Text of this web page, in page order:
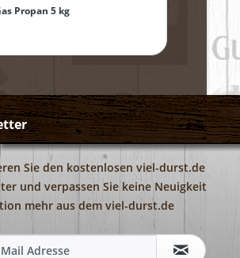
Propan 5 kg
Sie den kostenlosen viel-durst.de
und verpassen Sie keine Neuigkeit
mehr aus dem viel-durst.de